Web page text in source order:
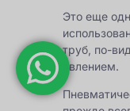
Это еще
труб, по-
явлением.